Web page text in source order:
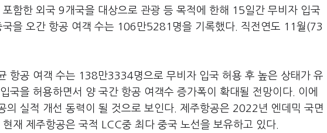
함한 외국 9개국을 대상으로 관광 등 목적에 한해 15일간 무비자 입국
을 오간 항공 여객 수는 106만5281명을 기록했다. 직전연도 11월(73
항공 여객 수는 138만3334명으로 무비자 입국 허용 후 높은 상태가 유
국을 허용하면서 양 국간 항공 여객수 증가폭이 확대될 전망이다. 이에
의 실적 개선 동력이 될 것으로 보인다. 제주항공은 2022년 엔데믹 국면
재 제주항공은 국적 LCC중 최다 중국 노선을 보유하고 있다.